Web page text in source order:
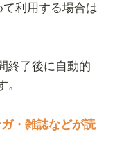
利用する場合は
終了後に自動的
。
・雑誌などが読